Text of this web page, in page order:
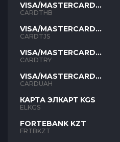
VISA/MASTERCARD
THB
CARDTHB
VISA/MASTERCARD
TJS
CARDTJS
VISA/MASTERCARD
TYR
CARDTRY
VISA/MASTERCARD
UAH
CARDUAH
КАРТА ЭЛКАРТ KGS
ELKGS
FORTEBANK KZT
FRTBKZT